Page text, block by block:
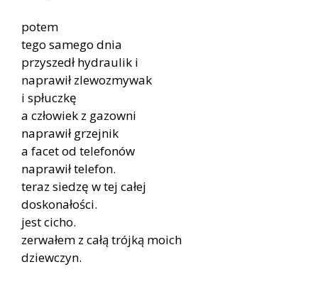
potem
tego samego dnia
przyszedł hydraulik i
naprawił zlewozmywak
i spłuczkę
a człowiek z gazowni
naprawił grzejnik
a facet od telefonów
naprawił telefon.
teraz siedzę w tej całej
doskonałości.
jest cicho.
zerwałem z całą trójką moich
dziewczyn.